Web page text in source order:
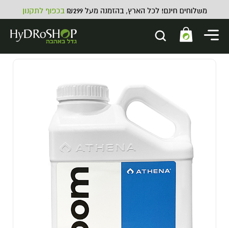
משלוחים חינם! לכל הארץ, בהזמנה מעל ₪299 בכפוף לתקנון
Coco Forte A+B
₪